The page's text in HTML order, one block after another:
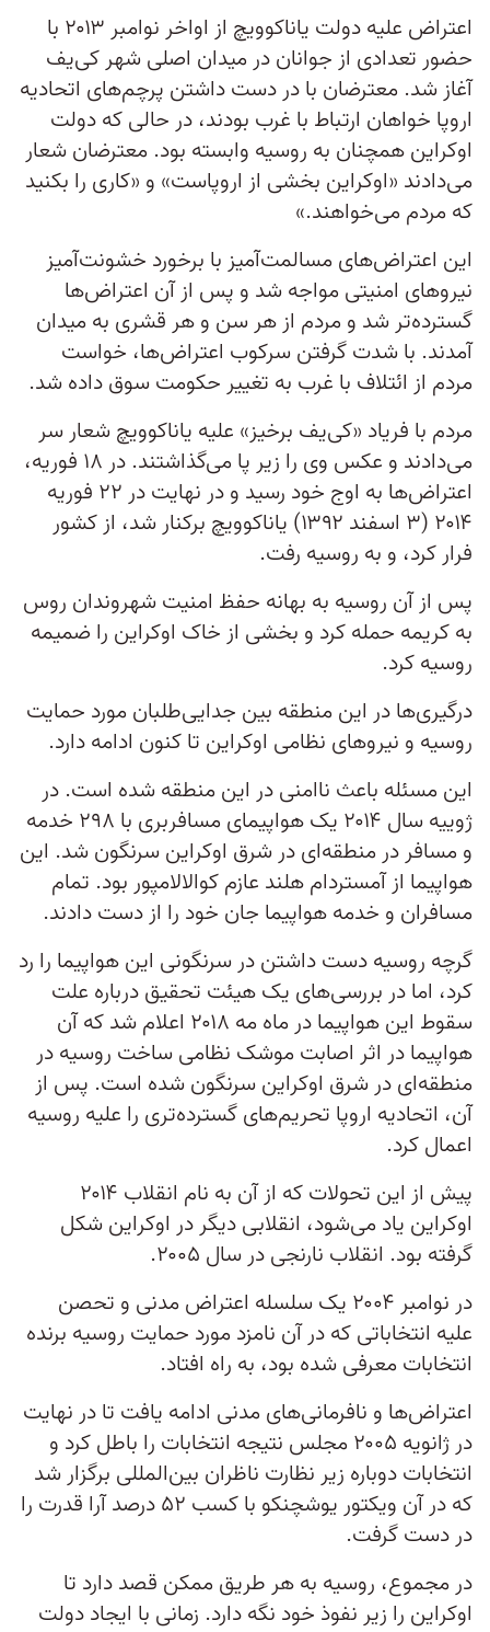
اعتراض علیه دولت یاناکوویچ از اواخر نوامبر ۲۰۱۳ با
حضور تعدادی از جوانان در میدان اصلی شهر کی‌یف
آغاز شد. معترضان با در دست داشتن پرچم‌های اتحادیه
اروپا خواهان ارتباط با غرب بودند، در حالی که دولت
اوکراین همچنان به روسیه وابسته بود. معترضان شعار
می‌دادند «اوکراین بخشی از اروپاست» و «کاری را بکنید
که مردم می‌خواهند.»
این اعتراض‌های مسالمت‌آمیز با برخورد خشونت‌آمیز
نیروهای امنیتی مواجه شد و پس از آن اعتراض‌ها
گسترده‌تر شد و مردم از هر سن و هر قشری به میدان
آمدند. با شدت گرفتن سرکوب اعتراض‌ها، خواست
مردم از ائتلاف با غرب به تغییر حکومت سوق داده شد.
مردم با فریاد «کی‌یف برخیز» علیه یاناکوویچ شعار سر
می‌دادند و عکس وی را زیر پا می‌گذاشتند. در ۱۸ فوریه،
اعتراض‌ها به اوج خود رسید و در نهایت در ۲۲ فوریه
۲۰۱۴ (۳ اسفند ۱۳۹۲) یاناکوویچ برکنار شد، از کشور
فرار کرد، و به روسیه رفت.
پس از آن روسیه به بهانه حفظ امنیت شهروندان روس
به کریمه حمله کرد و بخشی از خاک اوکراین را ضمیمه
روسیه کرد.
درگیری‌ها در این منطقه بین جدایی‌طلبان مورد حمایت
روسیه و نیروهای نظامی اوکراین تا کنون ادامه دارد.
این مسئله باعث ناامنی در این منطقه شده است. در
ژوییه سال ۲۰۱۴ یک هواپیمای مسافربری با ۲۹۸ خدمه
و مسافر در منطقه‌ای در شرق اوکراین سرنگون شد. این
هواپیما از آمستردام هلند عازم کوالالامپور بود. تمام
مسافران و خدمه هواپیما جان خود را از دست دادند.
گرچه روسیه دست داشتن در سرنگونی این هواپیما را رد
کرد، اما در بررسی‌های یک هیئت تحقیق درباره علت
سقوط این هواپیما در ماه مه ۲۰۱۸ اعلام شد که آن
هواپیما در اثر اصابت موشک نظامی ساخت روسیه در
منطقه‌ای در شرق اوکراین سرنگون شده است. پس از
آن، اتحادیه اروپا تحریم‌های گسترده‌تری را علیه روسیه
اعمال کرد.
پیش از این تحولات که از آن به نام انقلاب ۲۰۱۴
اوکراین یاد می‌شود، انقلابی دیگر در اوکراین شکل
گرفته بود. انقلاب نارنجی در سال ۲۰۰۵.
در نوامبر ۲۰۰۴ یک سلسله اعتراض مدنی و تحصن
علیه انتخاباتی که در آن نامزد مورد حمایت روسیه برنده
انتخابات معرفی شده بود، به راه افتاد.
اعتراض‌ها و نافرمانی‌های مدنی ادامه یافت تا در نهایت
در ژانویه ۲۰۰۵ مجلس نتیجه انتخابات را باطل کرد و
انتخابات دوباره زیر نظارت ناظران بین‌المللی برگزار شد
که در آن ویکتور یوشچنکو با کسب ۵۲ درصد آرا قدرت را
در دست گرفت.
در مجموع، روسیه به هر طریق ممکن قصد دارد تا
اوکراین را زیر نفوذ خود نگه دارد. زمانی با ایجاد دولت